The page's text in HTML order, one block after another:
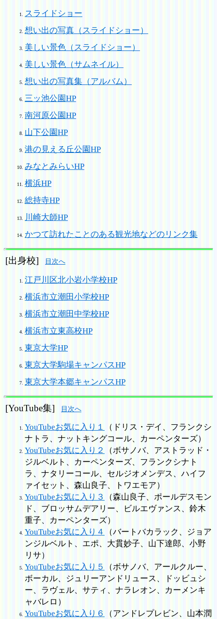
スライドショー
想い出の写真（スライドショー）
美しい景色（スライドショー）
美しい景色（サムネイル）
想い出の写真集（アルバム）
三ッ池公園HP
南河原公園HP
山下公園HP
港の見える丘公園HP
みなとみらいHP
横浜HP
総持寺HP
川崎大師HP
かつて訪れたことのある観光地などのリンク集
[出身校] 目次へ
江戸川区北小岩小学校HP
横浜市立潮田小学校HP
横浜市立潮田中学校HP
横浜市立東高校HP
東京大学HP
東京大学駒場キャンパスHP
東京大学本郷キャンパスHP
[YouTube集] 目次へ
YouTubeお気に入り１
（ドリス・デイ、フランクシ
ナトラ、ナットキングコール、カーペンターズ）
YouTubeお気に入り２
（ボサノバ、アストラッド・
ジルベルト、カーペンターズ、フランクシナト
ラ、ナタリーコール、セルジオメンデス、ハイフ
ァイセット、森山良子、トワエモア）
YouTubeお気に入り３
（森山良子、ポールデスモン
ド、ブロッサムデアリー、ビルエヴァンス、鈴木
重子、カーペンターズ）
YouTubeお気に入り４
（バートバカラック、ジョア
ンジルベルト、エポ、大貫妙子、山下達郎、小野
リサ）
YouTubeお気に入り５
（ボサノバ、アールクルー、
ボーカル、ジュリーアンドリュース、ドッビュシ
ー、ラヴェル、サティ、ナラレオン、カーメンキ
ャバレロ）
YouTubeお気に入り６
（アンドレプレビン、山本潤